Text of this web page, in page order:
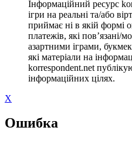
Інформаційний ресурс
ігри на реальні та/або
приймає ні в якій формі
платежів, які пов’язані/
азартними іграми,
які матеріали на
korrespondent.net
інформаційних цілях.
X
Ошибка